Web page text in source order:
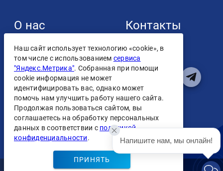
О нас
О компании
Контакты
Лицензии
Персональные данные
соглашение
Контакты
Наш сайт использует технологию «cookie», в
том числе с использованием сервиса
"Яндекс.Метрика". Собранная при помощи
cookie информация не может
идентифицировать вас, однако может
помочь нам улучшить работу нашего сайта.
Продолжая пользоваться сайтом, вы
соглашаетесь на обработку персональных
данных в соответствии с политикой
конфиденциальности.
ПРИНЯТЬ
Напишите нам, мы онлайн!